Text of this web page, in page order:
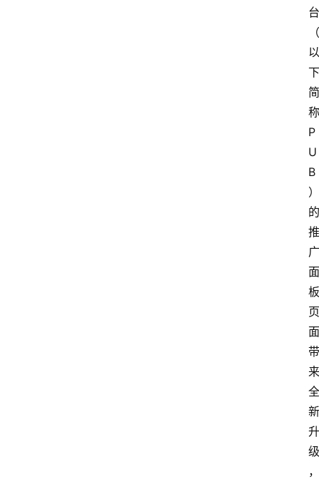
台
（
以
下
简
称
P
U
B
）
的
推
广
面
板
页
面
带
来
全
新
升
级
，